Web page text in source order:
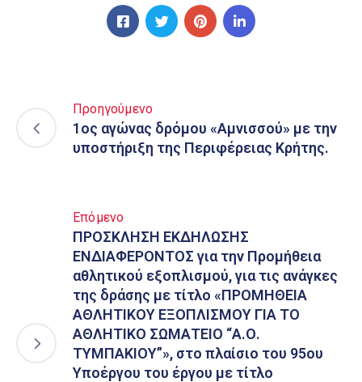
Προηγούμενο
1ος αγώνας δρόμου «Αμνισσού» με την
υποστήριξη της Περιφέρειας Κρήτης.
Επόμενο
ΠΡΟΣΚΛΗΣΗ ΕΚΔΗΛΩΣΗΣ
ΕΝΔΙΑΦΕΡΟΝΤΟΣ για την Προμήθεια
αθλητικού εξοπλισμού, για τις ανάγκες
της δράσης με τίτλο «ΠΡΟΜΗΘΕΙΑ
ΑΘΛΗΤΙΚΟΥ ΕΞΟΠΛΙΣΜΟΥ ΓΙΑ ΤΟ
ΑΘΛΗΤΙΚΟ ΣΩΜΑΤΕΙΟ “Α.Ο.
ΤΥΜΠΑΚΙΟΥ”», στο πλαίσιο του 95ου
Υποέργου του έργου με τίτλο